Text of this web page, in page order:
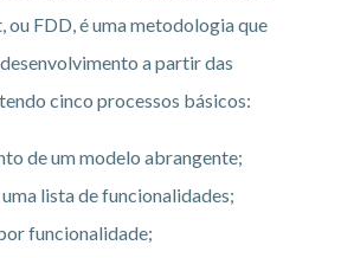
ou FDD, é uma metodologia que
a partir das
cinco processos básicos:
de um modelo abrangente;
lista de funcionalidades;
funcionalidade;